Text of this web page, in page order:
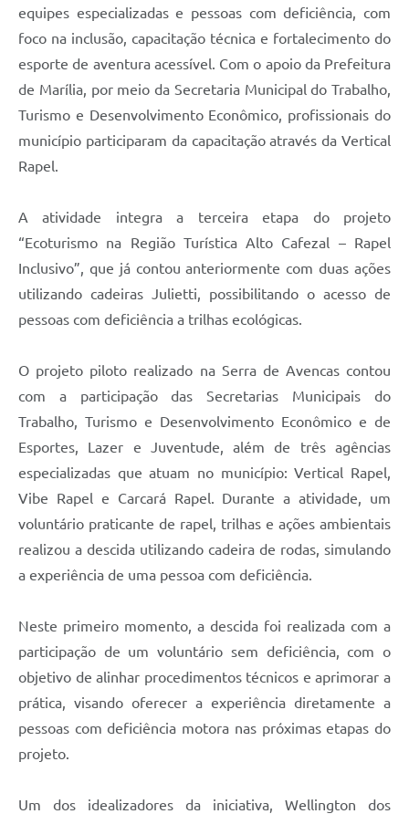
equipes especializadas e pessoas com deficiência, com
foco na inclusão, capacitação técnica e fortalecimento do
esporte de aventura acessível. Com o apoio da Prefeitura
de Marília, por meio da Secretaria Municipal do Trabalho,
Turismo e Desenvolvimento Econômico, profissionais do
município participaram da capacitação através da Vertical
Rapel.
A atividade integra a terceira etapa do projeto
“Ecoturismo na Região Turística Alto Cafezal – Rapel
Inclusivo”, que já contou anteriormente com duas ações
utilizando cadeiras Julietti, possibilitando o acesso de
pessoas com deficiência a trilhas ecológicas.
O projeto piloto realizado na Serra de Avencas contou
com a participação das Secretarias Municipais do
Trabalho, Turismo e Desenvolvimento Econômico e de
Esportes, Lazer e Juventude, além de três agências
especializadas que atuam no município: Vertical Rapel,
Vibe Rapel e Carcará Rapel. Durante a atividade, um
voluntário praticante de rapel, trilhas e ações ambientais
realizou a descida utilizando cadeira de rodas, simulando
a experiência de uma pessoa com deficiência.
Neste primeiro momento, a descida foi realizada com a
participação de um voluntário sem deficiência, com o
objetivo de alinhar procedimentos técnicos e aprimorar a
prática, visando oferecer a experiência diretamente a
pessoas com deficiência motora nas próximas etapas do
projeto.
Um dos idealizadores da iniciativa, Wellington dos